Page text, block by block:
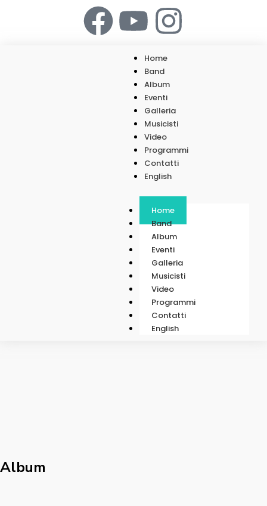
Home
Band
Album
Eventi
Galleria
Musicisti
Video
Programmi
Contatti
English
Home
Band
Album
Eventi
Galleria
Musicisti
Video
Programmi
Contatti
English
Album